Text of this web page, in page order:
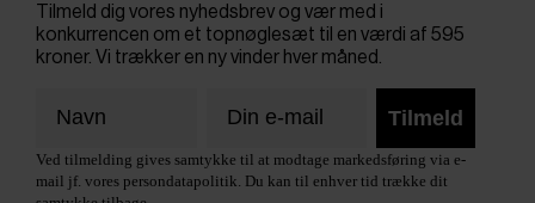
Tilmeld dig vores nyhedsbrev og vær med i
konkurrencen om et topnøglesæt til en værdi af 595
kroner. Vi trækker en ny vinder hver måned.
Tilmeld
Ved tilmelding gives samtykke til at modtage markedsføring via e-
mail jf. vores persondatapolitik. Du kan til enhver tid trække dit